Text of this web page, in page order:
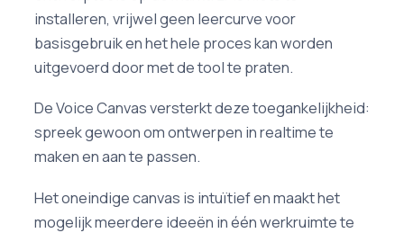
installeren, vrijwel geen leercurve voor
basisgebruik en het hele proces kan worden
uitgevoerd door met de tool te praten.
De Voice Canvas versterkt deze toegankelijkheid:
spreek gewoon om ontwerpen in realtime te
maken en aan te passen.
Het oneindige canvas is intuïtief en maakt het
mogelijk meerdere ideeën in één werkruimte te